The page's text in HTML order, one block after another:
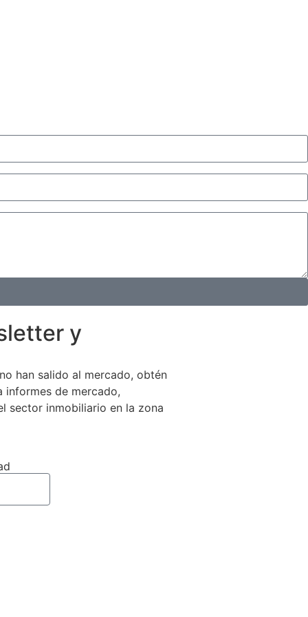
y
han salido al mercado, obtén
informes de mercado,
sector inmobiliario en la zona